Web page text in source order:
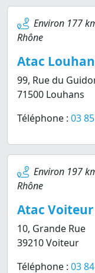
Environ 177
Rhône
Atac
99, Rue du
71500 Louhans
Téléphone : 03
Environ 197
Rhône
Atac Voiteur
10, Grande Rue
39210 Voiteur
Téléphone : 03